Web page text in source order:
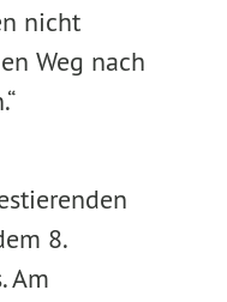
nicht
Weg nach
8.
Am